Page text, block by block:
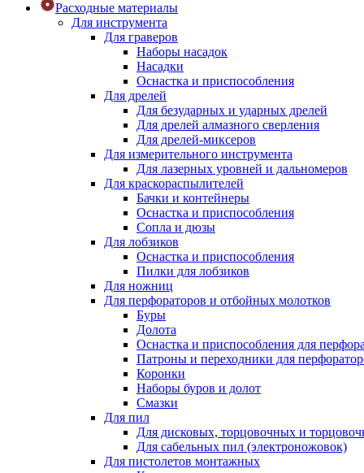
Расходные материалы
Для инструмента
Для граверов
Наборы насадок
Насадки
Оснастка и приспособления
Для дрелей
Для безударных и ударных дрелей
Для дрелей алмазного сверления
Для дрелей-миксеров
Для измерительного инструмента
Для лазерных уровней и дальномеров
Для краскораспылителей
Бачки и контейнеры
Оснастка и приспособления
Сопла и дюзы
Для лобзиков
Оснастка и приспособления
Пилки для лобзиков
Для ножниц
Для перфораторов и отбойных молотков
Буры
Долота
Оснастка и приспособления для
Патроны и переходники для
Коронки
Наборы буров и долот
Смазки
Для пил
Для дисковых, торцовочных и
Для сабельных пил (электроножовок)
Для пистолетов монтажных